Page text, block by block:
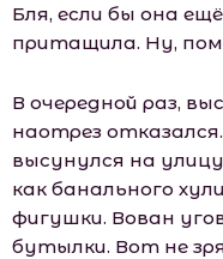
Бля, если бы она
притащила. Ну,
В очередной раз,
наотрез
высунулся на
как банального
фигушки. Вован
бутылки. Вот не